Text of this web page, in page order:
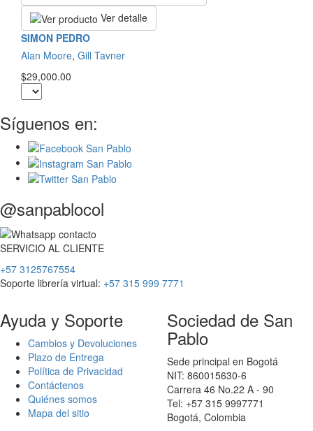
Ver detalle
SIMON PEDRO
Alan Moore, Gill Tavner
$29,000.00
Síguenos en:
@sanpablocol
SERVICIO AL CLIENTE
+57 3125767554
Soporte librería virtual: +57 315 999 7771
Ayuda y Soporte
Cambios y Devoluciones
Plazo de Entrega
Política de Privacidad
Contáctenos
Quiénes somos
Mapa del sitio
Sociedad de San
Pablo
Sede principal en Bogotá
NIT: 860015630-6
Carrera 46 No.22 A - 90
Tel: +57 315 9997771
Bogotá, Colombia